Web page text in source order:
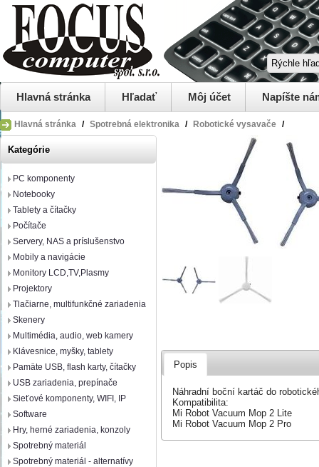
Hlavná stránka Hľadať Môj účet Napíšte
Hlavná stránka / Spotrebná elektronika / Robotické vysavače /
Kategórie
PC komponenty
Notebooky
Tablety a čítačky
Počítače
Servery, NAS a príslušenstvo
Mobily a navigácie
Monitory LCD,TV,Plasmy
Projektory
Tlačiarne, multifunkčné zariadenia
Skenery
Multimédia, audio, web kamery
Klávesnice, myšky, tablety
Pamäte USB, flash karty, čítačky
USB zariadenia, prepínače
Sieťové komponenty, WIFI, IP
Software
Hry, herné zariadenia, konzoly
Spotrebný materiál
Spotrebný materiál - alternatívy
Popis
Náhradní boční kartáč do
Kompatibilita:
Mi Robot Vacuum Mop 2 Lite
Mi Robot Vacuum Mop 2 Pro